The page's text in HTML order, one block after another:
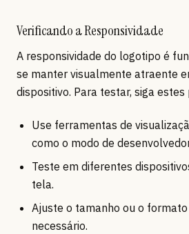
Verificando a Responsividade
A responsividade do logotipo é
se manter visualmente atraente
dispositivo. Para testar, siga estes
Use ferramentas de
como o modo de
Teste em diferentes
tela.
Ajuste o tamanho ou o
necessário.